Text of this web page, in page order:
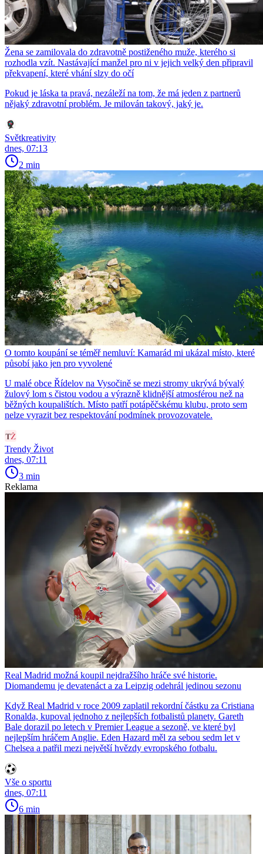
Žena se zamilovala do zdravotně postiženého muže, kterého si
rozhodla vzít. Nastávající manžel pro ni v jejich velký den připravil
překvapení, které vhání slzy do očí
Pokud je láska ta pravá, nezáleží na tom, že má jeden z partnerů
nějaký zdravotní problém. Je milován takový, jaký je.
Světkreativity
dnes, 07:13
2 min
O tomto koupání se téměř nemluví: Kamarád mi ukázal místo, které
působí jako jen pro vyvolené
U malé obce Řídelov na Vysočině se mezi stromy ukrývá bývalý
žulový lom s čistou vodou a výrazně klidnější atmosférou než na
běžných koupalištích. Místo patří potápěčskému klubu, proto sem
nelze vyrazit bez respektování podmínek provozovatele.
Trendy Život
dnes, 07:11
3 min
Reklama
Real Madrid možná koupil nejdražšího hráče své historie.
Diomandemu je devatenáct a za Leipzig odehrál jedinou sezonu
Když Real Madrid v roce 2009 zaplatil rekordní částku za Cristiana
Ronalda, kupoval jednoho z nejlepších fotbalistů planety. Gareth
Bale dorazil po letech v Premier League a sezoně, ve které byl
nejlepším hráčem Anglie. Eden Hazard měl za sebou sedm let v
Chelsea a patřil mezi největší hvězdy evropského fotbalu.
Vše o sportu
dnes, 07:11
6 min